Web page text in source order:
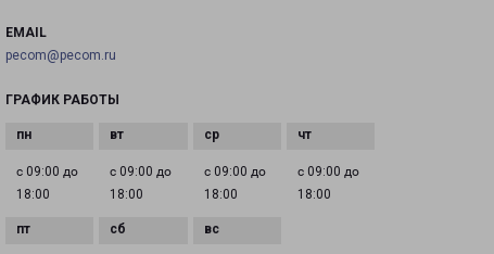
EMAIL
pecom@pecom.ru
ГРАФИК РАБОТЫ
с 09:00 до
18:00
с 09:00 до
18:00
с 09:00 до
18:00
с 09:00 до
18:00